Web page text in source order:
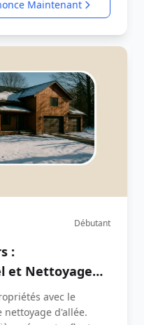
Maintenant
Débutant
:
et Nettoyage
avec le
nettoyage d'allée.